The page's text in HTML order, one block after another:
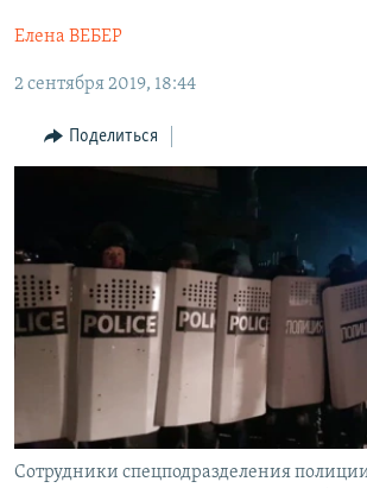
главной
Вернутся
поиску
КЫРГЫЗЧА
ЎЗБЕКЧА
ПОДПИШИТЕСЬ НА НАС В СОЦСЕТЯХ
Все сайты РСЕ/РС
Елена ВЕБЕР
2 сентября 2019, 18:44
Поделиться
Сотрудники спецподразделения